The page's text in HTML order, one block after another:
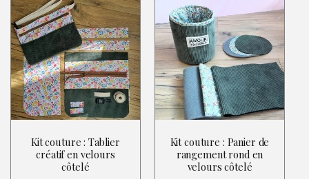
i
o
n
:
Kit couture : Tablier
créatif en velours
côtelé
Kit couture : Panier de
rangement rond en
velours côtelé